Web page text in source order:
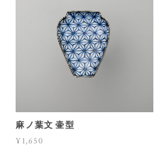
麻ノ葉文 壷型
¥1,650